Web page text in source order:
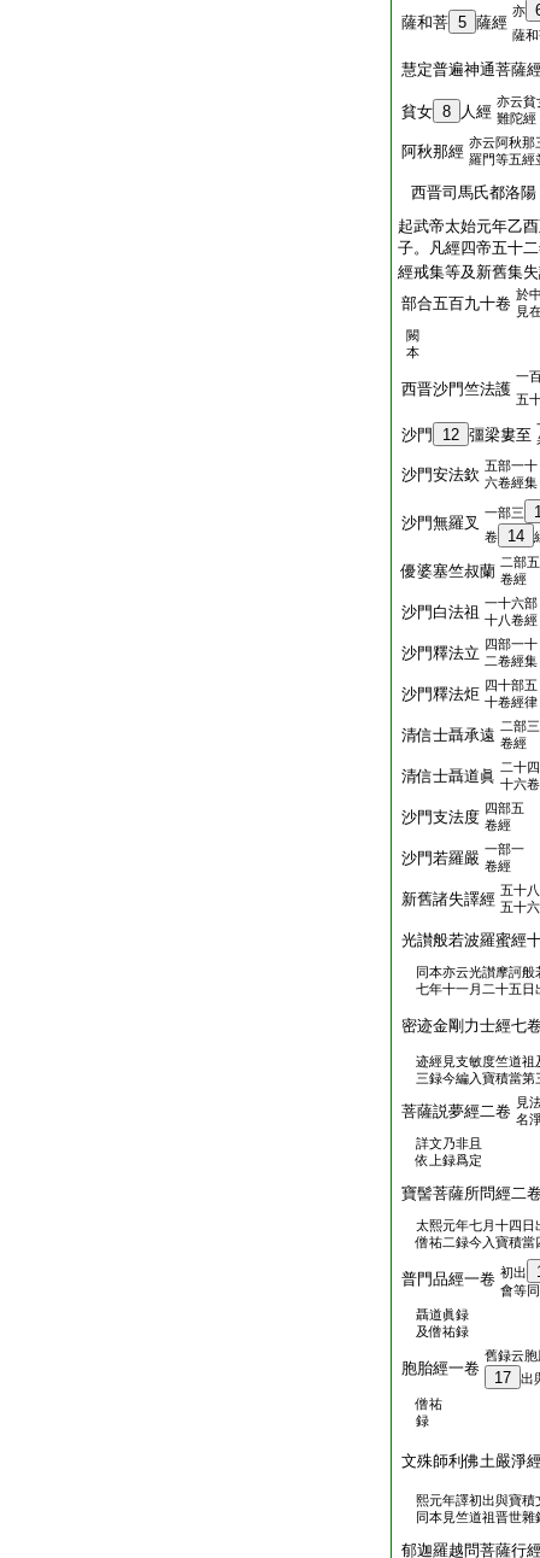
薩和菩 5 薩經
亦
薩
慧定普遍神通菩薩
貧女 8 人經
亦云貧
難陀經
阿秋那經 亦云阿秋那
羅門等五經
西晋司馬氏都洛陽
起武帝太始元年乙
子。凡經四帝五十
經戒集等及新舊集
部合五百九十卷 於
見
闕
本
西晋沙門竺法護
一
五
沙門 12 彊梁婁至
沙門安法欽 五部一十
六卷經集
沙門無羅叉
一部三
卷 14
優婆塞竺叔蘭 二部五
卷經
沙門白法祖 一十六部
十八卷經
沙門釋法立 四部一十
二卷經集
沙門釋法炬 四十部五
十卷經律
清信士聶承遠 二部三
卷經
清信士聶道眞 二十
十六
沙門支法度 四部五
卷經
沙門若羅嚴 一部一
卷經
新舊諸失譯經 五十
五十
光讃般若波羅蜜經
同本亦云光讃摩訶
七年十一月二十五日
密迹金剛力士經七
迹經見支敏度竺道祖
三録今編入寶積當第
菩薩説夢經二卷 見
名
詳文乃非且
依上録爲定
寶髻菩薩所問經二
太熙元年七月十四日
僧祐二録今入寶積當
普門品經一卷 初出
會等
聶道眞録
及僧祐録
胞胎經一卷
舊録云
17
出
僧祐
録
文殊師利佛土嚴淨
熙元年譯初出與寶積
同本見竺道祖晋世雜
郁迦羅越問菩薩行